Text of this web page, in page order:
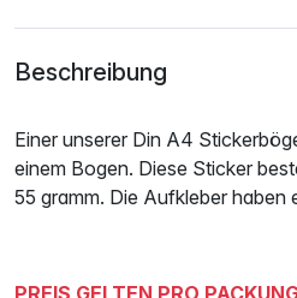
Beschreibung
Einer unserer Din A4
einem Bogen. Diese Sticker
55 gramm. Die Aufkleber haben